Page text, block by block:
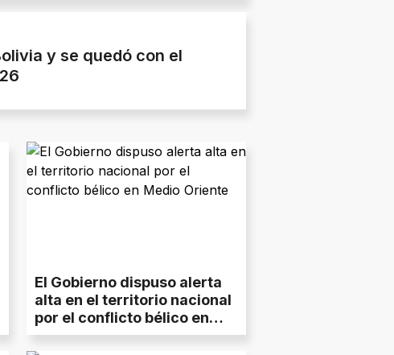
y se quedó con el
El Gobierno dispuso alerta
alta en el territorio nacional
por el conflicto bélico en
Medio Oriente